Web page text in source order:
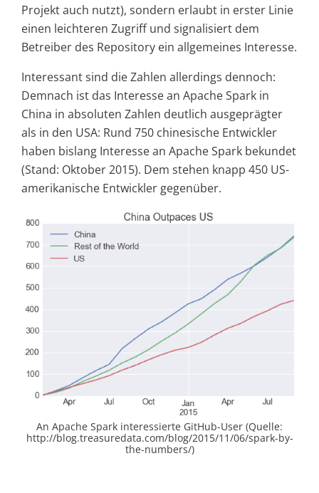
Projekt auch nutzt), sondern erlaubt in erster Linie
einen leichteren Zugriff und signalisiert dem
Betreiber des Repository ein allgemeines Interesse.
Interessant sind die Zahlen allerdings dennoch:
Demnach ist das Interesse an Apache Spark in
China in absoluten Zahlen deutlich ausgeprägter
als in den USA: Rund 750 chinesische Entwickler
haben bislang Interesse an Apache Spark bekundet
(Stand: Oktober 2015). Dem stehen knapp 450 US-
amerikanische Entwickler gegenüber.
An Apache Spark interessierte GitHub-User (Quelle:
http://blog.treasuredata.com/blog/2015/11/06/spark-by-
the-numbers/)